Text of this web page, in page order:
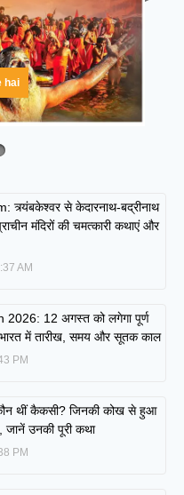
hai
त्र्यंबकेश्वर से केदारनाथ-बद्रीनाथ
मंदिरों की चमत्कारी कथाएं और
AM
12 अगस्त को लगेगा पूर्ण
में तारीख, समय और सूतक काल
PM
थीं कैकसी? जिनकी कोख से हुआ
जानें उनकी पूरी कथा
PM